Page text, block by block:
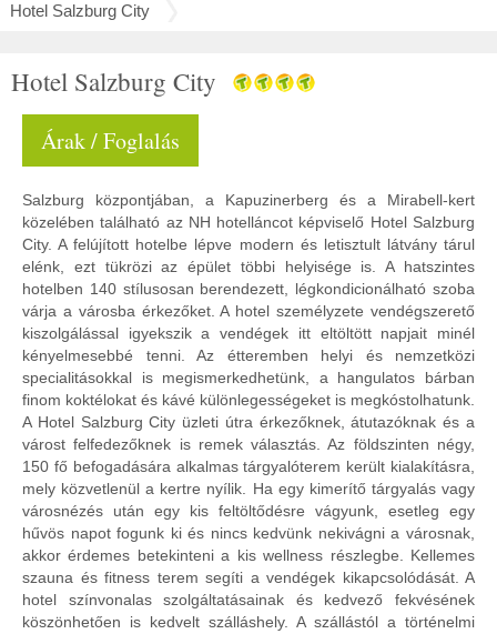
Hotel Salzburg City
Hotel Salzburg City
Árak / Foglalás
Salzburg központjában, a Kapuzinerberg és a Mirabell-kert
közelében található az NH hotelláncot képviselő Hotel Salzburg
City. A felújított hotelbe lépve modern és letisztult látvány tárul
elénk, ezt tükrözi az épület többi helyisége is. A hatszintes
hotelben 140 stílusosan berendezett, légkondicionálható szoba
várja a városba érkezőket. A hotel személyzete vendégszerető
kiszolgálással igyekszik a vendégek itt eltöltött napjait minél
kényelmesebbé tenni. Az étteremben helyi és nemzetközi
specialitásokkal is megismerkedhetünk, a hangulatos bárban
finom koktélokat és kávé különlegességeket is megkóstolhatunk.
A Hotel Salzburg City üzleti útra érkezőknek, átutazóknak és a
várost felfedezőknek is remek választás. Az földszinten négy,
150 fő befogadására alkalmas tárgyalóterem került kialakításra,
mely közvetlenül a kertre nyílik. Ha egy kimerítő tárgyalás vagy
városnézés után egy kis feltöltődésre vágyunk, esetleg egy
hűvös napot fogunk ki és nincs kedvünk nekivágni a városnak,
akkor érdemes betekinteni a kis wellness részlegbe. Kellemes
szauna és fitness terem segíti a vendégek kikapcsolódását. A
hotel színvonalas szolgáltatásainak és kedvező fekvésének
köszönhetően is kedvelt szálláshely. A szállástól a történelmi